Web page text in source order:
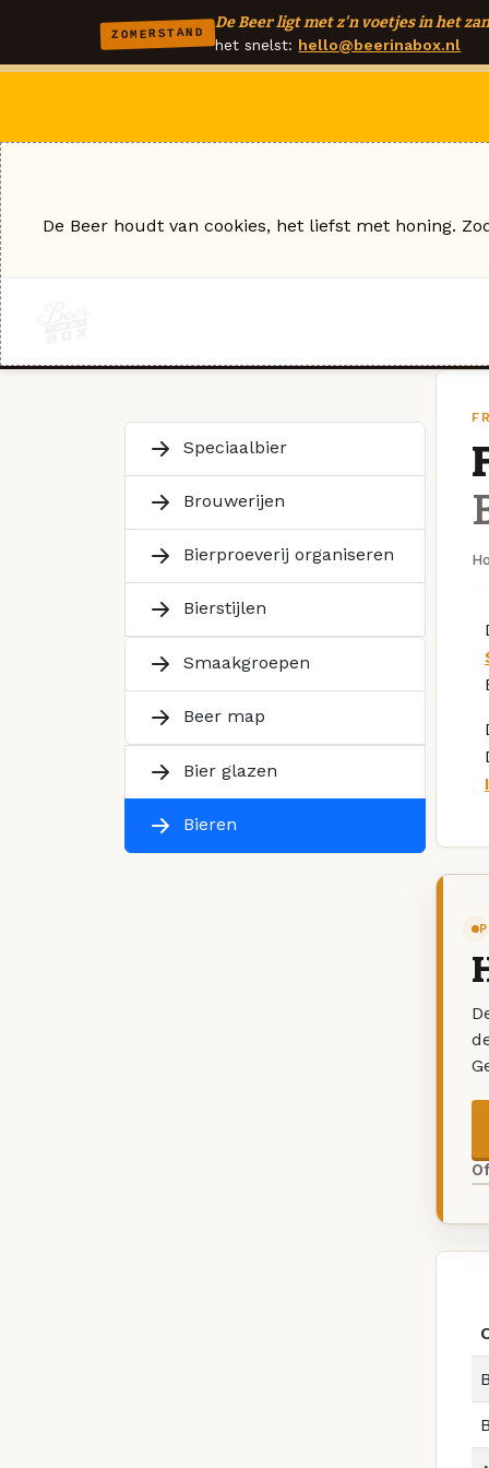
ZOMERSTAND
De Beer ligt met z'n voetjes in het
het snelst: hello@beerinabox.nl
Speciaalbier
Brouwerijen
Bierproeverij organiseren
Bierstijlen
Smaakgroepen
Beer map
Bier glazen
Bieren
De Beer houdt van cookies, het liefst met honing.